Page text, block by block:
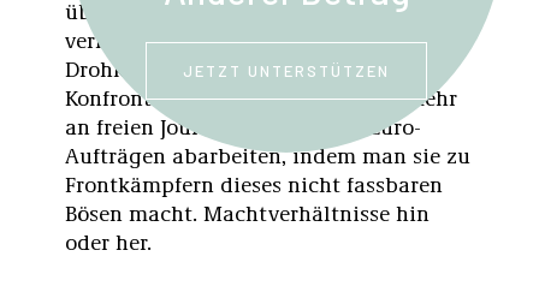
überall lauernden Gefahr. Zugleich
verhindert diese pathosgeladene
Drohkulisse jede tatsächliche
Konfrontation. Man kann sich vielmehr
an freien Journalisten mit 150-Euro-
Aufträgen abarbeiten, indem man sie zu
Frontkämpfern dieses nicht fassbaren
Bösen macht. Machtverhältnisse hin
oder her.
JETZT UNTERSTÜTZEN